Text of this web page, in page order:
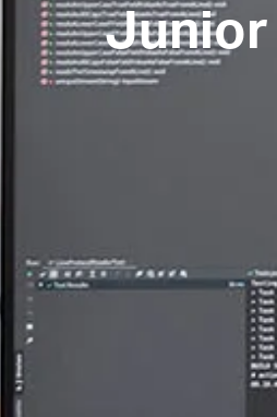
Junior